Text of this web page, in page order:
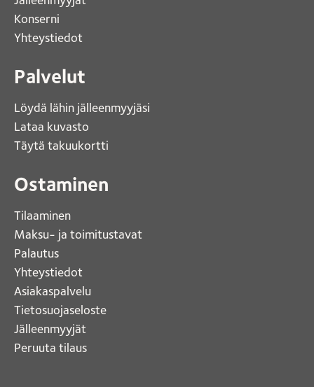
Konserni
Yhteystiedot
Palvelut
Löydä lähin jälleenmyyjäsi
Lataa kuvasto
Täytä takuukortti
Ostaminen
Tilaaminen
Maksu- ja toimitustavat
Palautus
Yhteystiedot
Asiakaspalvelu
Tietosuojaseloste
Jälleenmyyjät
Peruuta tilaus